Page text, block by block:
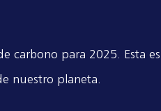
carbono para 2025. Esta es
nuestro planeta.